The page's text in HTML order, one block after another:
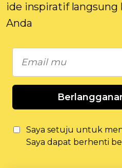
ide inspiratif langsung
Anda
Saya setuju untuk
Saya dapat berhenti